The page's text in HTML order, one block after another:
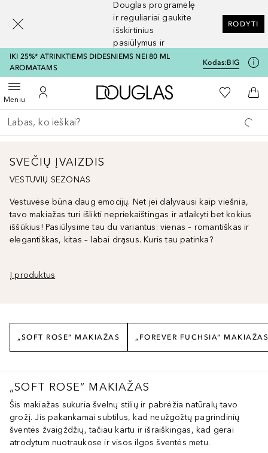
Douglas programėlę
ir reguliariai gaukite
išskirtinius
pasiūlymus ir
nuolaidas
RODYTI
IKI 25%* ATRINKTIEMS DIDESNIEMS NEI 80 ML
AROMATAMS
Kodas:BIG
MeniuAtidaryti meniuĮ mano paskyrą
Į Douglas pagrindinį
Į mano
Į
Grįžk atgal
Vykdykite paiešką
SVEČIŲ ĮVAIZDIS
VESTUVIŲ SEZONAS
Vestuvėse būna daug emocijų. Net jei dalyvausi kaip viešnia,
tavo makiažas turi išlikti nepriekaištingas ir atlaikyti bet kokius
iššūkius! Pasiūlysime tau du variantus: vienas – romantiškas ir
elegantiškas, kitas – labai drąsus. Kuris tau patinka?
Į produktus
„SOFT ROSE“ MAKIAŽAS „FOREVER FUCHSIA“ MAKIAŽAS
„SOFT ROSE“ MAKIAŽAS
Šis makiažas sukuria švelnų stilių ir pabrėžia natūralų tavo
grožį. Jis pakankamai subtilus, kad neužgožtų pagrindinių
šventės žvaigždžių, tačiau kartu ir išraiškingas, kad gerai
atrodytum nuotraukose ir visos ilgos šventės metu.
[navigation.slideout.screenreader]